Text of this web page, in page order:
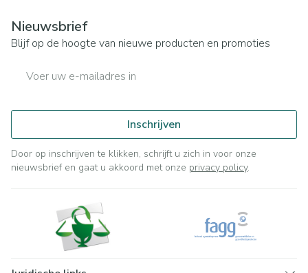
Nieuwsbrief
Blijf op de hoogte van nieuwe producten en promoties
Inschrijven
Door op inschrijven te klikken, schrijft u zich in voor onze
nieuwsbrief en gaat u akkoord met onze privacy policy.